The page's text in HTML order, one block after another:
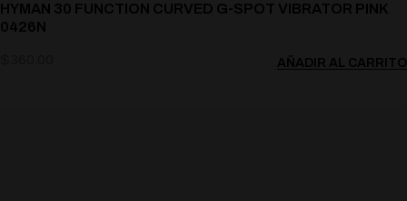
HYMAN 30 FUNCTION CURVED G-SPOT VIBRATOR PINK
0426N
AÑADIR AL CARRITO